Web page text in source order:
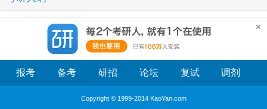
报考 备考 研招 论坛 复试 调剂
Copyright © 1999-2014 KaoYan.com